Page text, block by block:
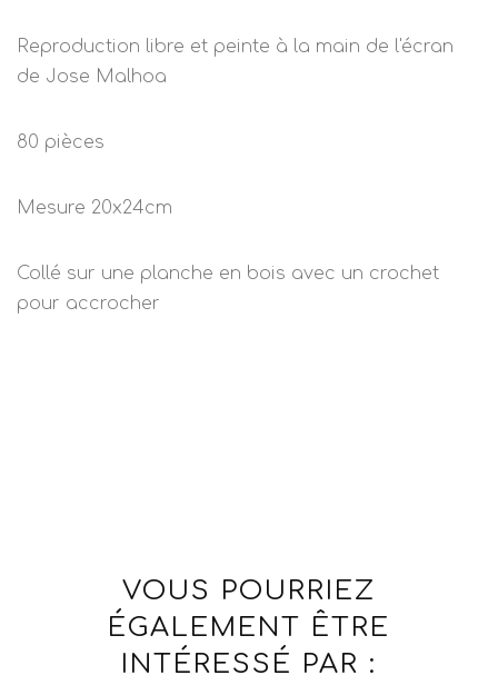
Reproduction libre et peinte à la main de l'écran
de Jose Malhoa
80 pièces
Mesure 20x24cm
Collé sur une planche en bois avec un crochet
pour accrocher
VOUS POURRIEZ
ÉGALEMENT ÊTRE
INTÉRESSÉ PAR :